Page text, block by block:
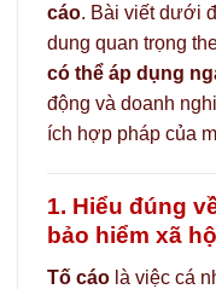
cáo. Bài viết dưới
dung quan trọng
có thể áp dụng
động và doanh
ích hợp pháp của
1. Hiểu đúng
bảo hiểm xã
Tố cáo là việc cá